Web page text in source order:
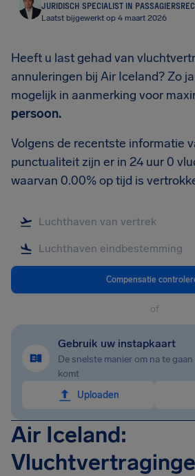
JURIDISCH SPECIALIST IN
Laatst bijgewerkt op 4 maart 2026
Heeft u last gehad van
annuleringen bij Air Iceland? Zo
mogelijk in aanmerking voor
persoon.
Volgens de recentste informatie
punctualiteit zijn er in 24 uur 0
waarvan 0.00% op tijd is
Compensatie
of
Gebruik uw instapkaart
De snelste manier om na te
komt
Uploaden
Air Iceland: